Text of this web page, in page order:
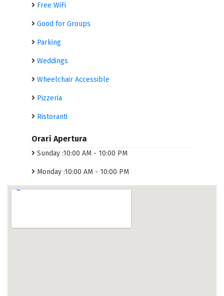
Free WiFi
Good for Groups
Parking
Weddings
Wheelchair Accessible
Pizzeria
Ristoranti
Orari Apertura
Sunday :10:00 AM - 10:00 PM
Monday :10:00 AM - 10:00 PM